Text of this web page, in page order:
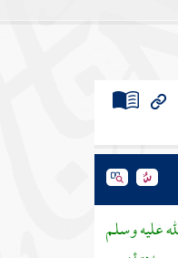
عليه وسلم